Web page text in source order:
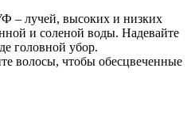
– лучей, высоких и низких
и соленой воды. Надевайте
головной убор.
волосы, чтобы обесцвеченные